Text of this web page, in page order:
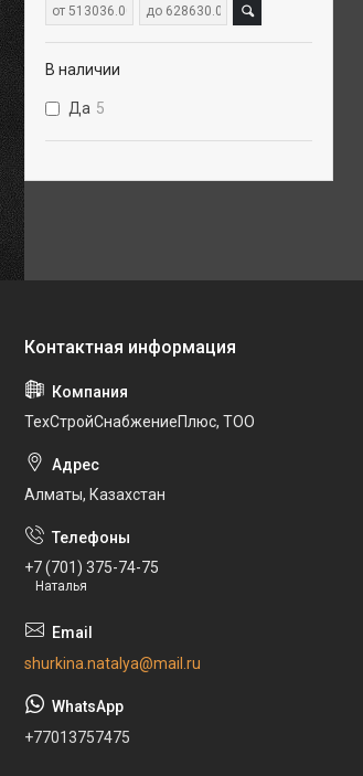
В наличии
Да 5
ТехСтройСнабжениеПлюс, ТОО
Алматы, Казахстан
+7 (701) 375-74-75
Наталья
shurkina.natalya@mail.ru
+77013757475